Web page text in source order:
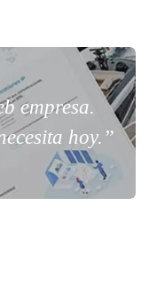
empresa.
hoy.”